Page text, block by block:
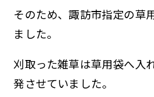
そのため、諏訪市指定の草
ました。
刈取った雑草は草用袋へ入
発させていました。